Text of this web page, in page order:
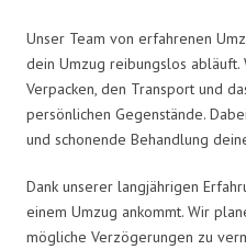
Unser Team von erfahrenen
dein Umzug reibungslos abläuft.
Verpacken, den Transport und
persönlichen Gegenstände.
und schonende Behandlung
Dank unserer langjährigen
einem Umzug ankommt. Wir
mögliche Verzögerungen zu